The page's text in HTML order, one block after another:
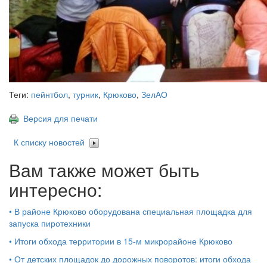
Теги: пейнтбол, турник, Крюково, ЗелАО
Версия для печати
К списку новостей
Вам также может быть
интересно:
• В районе Крюково оборудована специальная площадка для
запуска пиротехники
• Итоги обхода территории в 15‑м микрорайоне Крюково
• От детских площадок до дорожных поворотов: итоги обхода